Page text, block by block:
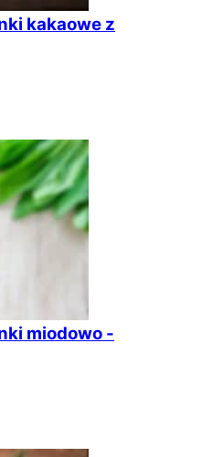
kakaowe z
miodowo -